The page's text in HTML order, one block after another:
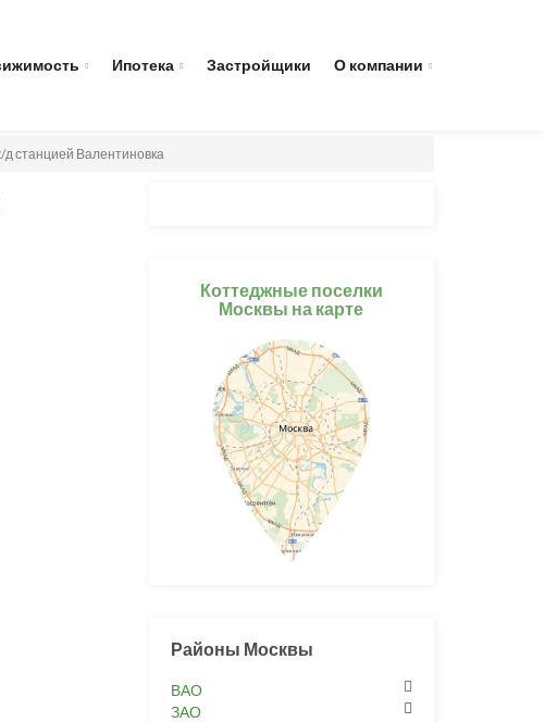
Ипотека Застройщики О компании
станцией Валентиновка
Коттеджные поселки
Москвы на карте
Районы Москвы
ВАО
ЗАО